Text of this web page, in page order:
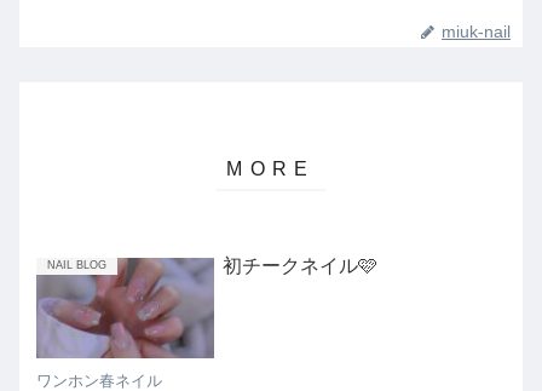
miuk-nail
NAIL BLOG 初チークネイル🩷
ワンホン春ネイル